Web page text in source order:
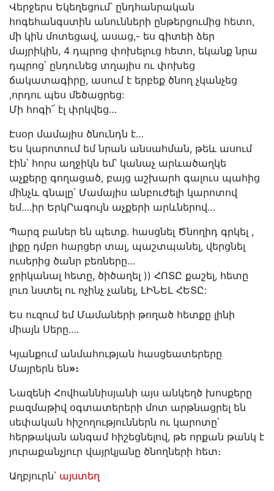
Վերջերս Եկեղեցում՝ ընդհանրական
հոգեհանգստին անունների ընթերցումից հետո,
մի կին մոտեցավ, ասաց,- ես գիտեի ձեր
մայրիկին, 4 դպրոց փոխելուց հետո, եկանք նրա
դպրոց՝ ընդունեց տղայիս ու փոխեց
ճակատագիրը, ասում է երբեք ծնող չկանչեց
,որդու պես մեծացրեց:
Մի հոգի՜ էլ փրկվեց…
Էսօր մամայիս ծնունդն է…
Ես կարոտում եմ նրան անսահման, թեև ասում
էին՝ հորս աղջիկն եմ՝ կանաչ արևածաղկե
աչքերը գողացած, բայց աշխարհ գալուս պահից
մինչև գնալը՝ Մամայիս անբուժելի կարոտով
եմ….իր ԵրկՐագույն աչքերի արևներով…
Պարզ բաներ են պետք. հասցնել Ծնողիդ գրկել ,
լիքը դմբո հարցեր տալ, պաշտպանել, վերցնել
ուսերից ծանր բեռները…
ջրիկանալ հետը, ծիծաղել )) ՀՈՏԸ քաշել, հետը
լուռ նստել ու ոչինչ չանել, ԼԻՆԵԼ ՀԵՏԸ:
Ես ուզում եմ Մամաների թողած հետքը լինի
միայն Սերը….
Կյանքում անմահության հասցեատերերը
Մայրերն են»։
Նազենի Հովհաննիսյանի այս անկեղծ խոսքերը
բազմաթիվ օգտատերերի մոտ արթնացրել են
սեփական հիշողություններն ու կարոտը՝
հերթական անգամ հիշեցնելով, թե որքան թանկ է
յուրաքանչյուր վայրկյանը ծնողների հետ։
Աղբյուրն՝ այստեղ